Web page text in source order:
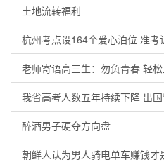
土地流转福利
杭州考点设164个爱心泊位 准考
老师寄语高三生：勿负青春 轻
我省高考人数五年持续下降 出
醉酒男子硬夺方向盘
朝鲜人认为男人骑电单车赚钱才